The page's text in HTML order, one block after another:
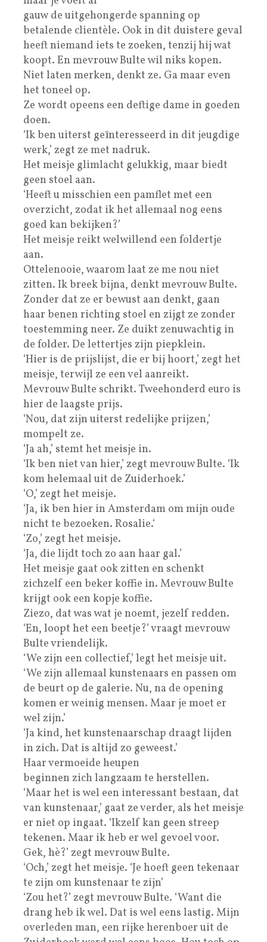
gauw de uitgehongerde spanning op
betalende clientèle. Ook in dit duistere geval
heeft niemand iets te zoeken, tenzij hij wat
koopt. En mevrouw Bulte wil niks kopen.
Niet laten merken, denkt ze. Ga maar even
het toneel op.
Ze wordt opeens een deftige dame in goeden
doen.
‘Ik ben uiterst geïnteresseerd in dit jeugdige
werk,’ zegt ze met nadruk.
Het meisje glimlacht gelukkig, maar biedt
geen stoel aan.
‘Heeft u misschien een pamflet met een
overzicht, zodat ik het allemaal nog eens
goed kan bekijken?’
Het meisje reikt welwillend een foldertje
aan.
Ottelenooie, waarom laat ze me nou niet
zitten. Ik breek bijna, denkt mevrouw Bulte.
Zonder dat ze er bewust aan denkt, gaan
haar benen richting stoel en zijgt ze zonder
toestemming neer. Ze duikt zenuwachtig in
de folder. De lettertjes zijn piepklein.
‘Hier is de prijslijst, die er bij hoort,’ zegt het
meisje, terwijl ze een vel aanreikt.
Mevrouw Bulte schrikt. Tweehonderd euro is
hier de laagste prijs.
‘Nou, dat zijn uiterst redelijke prijzen,’
mompelt ze.
‘Ja ah,’ stemt het meisje in.
‘Ik ben niet van hier,’ zegt mevrouw Bulte. ‘Ik
kom helemaal uit de Zuiderhoek.’
‘O,’ zegt het meisje.
‘Ja, ik ben hier in Amsterdam om mijn oude
nicht te bezoeken. Rosalie.‘
‘Zo,’ zegt het meisje.
‘Ja, die lijdt toch zo aan haar gal.’
Het meisje gaat ook zitten en schenkt
zichzelf een beker koffie in. Mevrouw Bulte
krijgt ook een kopje koffie.
Ziezo, dat was wat je noemt, jezelf redden.
‘En, loopt het een beetje?’ vraagt mevrouw
Bulte vriendelijk.
‘We zijn een collectief,’ legt het meisje uit.
‘We zijn allemaal kunstenaars en passen om
de beurt op de galerie. Nu, na de opening
komen er weinig mensen. Maar je moet er
wel zijn.’
‘Ja kind, het kunstenaarschap draagt lijden
in zich. Dat is altijd zo geweest.’
Haar vermoeide heupen
beginnen zich langzaam te herstellen.
‘Maar het is wel een interessant bestaan, dat
van kunstenaar,’ gaat ze verder, als het meisje
er niet op ingaat. ‘Ikzelf kan geen streep
tekenen. Maar ik heb er wel gevoel voor.
Gek, hè?’ zegt mevrouw Bulte.
‘Och,’ zegt het meisje. ‘Je hoeft geen tekenaar
te zijn om kunstenaar te zijn’
‘Zou het?’ zegt mevrouw Bulte. ‘Want die
drang heb ik wel. Dat is wel eens lastig. Mijn
overleden man, een rijke herenboer uit de